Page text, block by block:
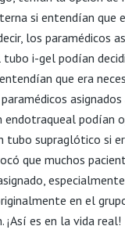
si entendían que
los paramédicos
i-gel podían
que era
endotraqueal podían
tubo supraglótico si
que muchos
en el
¡Así es en la vida real!